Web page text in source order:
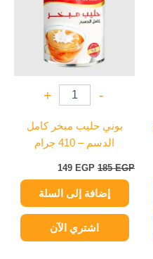
-
+
بوني حليب مبخر كامل
الدسم – 410 جرام
185EGP
149 EGP
إضافة إلى السلة
اشتري الآن